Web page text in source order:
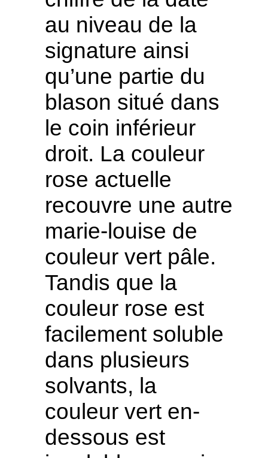
au niveau de la
signature ainsi
qu’une partie du
blason situé dans
le coin inférieur
droit. La couleur
rose actuelle
recouvre une autre
marie-louise de
couleur vert pâle.
Tandis que la
couleur rose est
facilement soluble
dans plusieurs
solvants, la
couleur vert en-
dessous est